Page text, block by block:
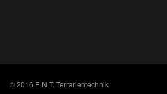
© 2016 E.N.T. Terrarientechnik